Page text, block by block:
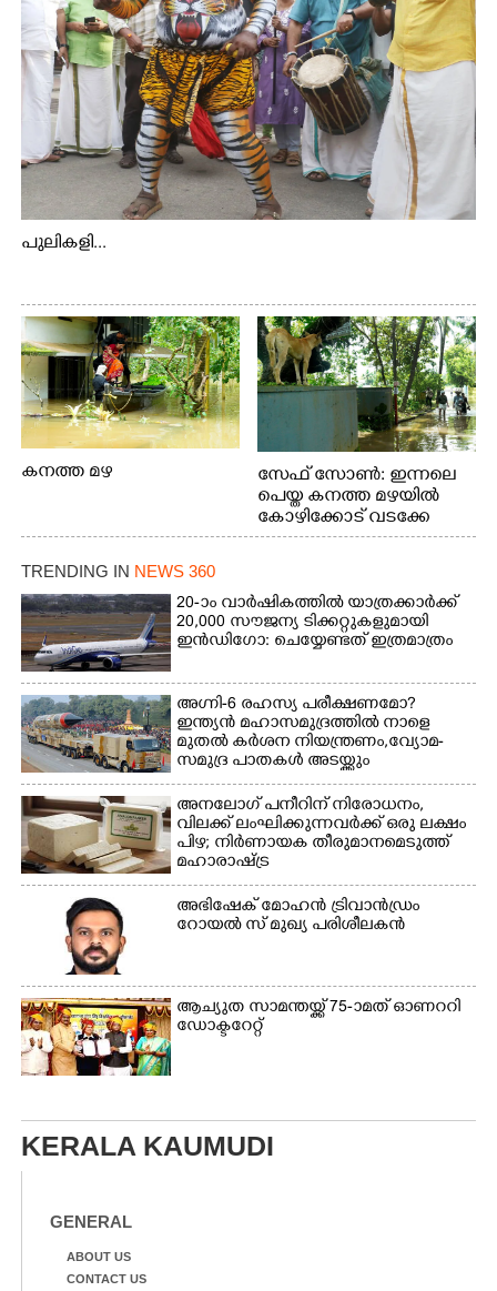
പുലികളി...
കനത്ത മഴ
സേഫ് സോൺ: ഇന്നലെ
പെയ്ത കനത്ത മഴയിൽ
കോഴിക്കോട് വടക്കേ
വയലിൽ വെള്ളം
വെള്ളത്തിലൂടെ
നടന്നുവരുന്നവരെ
മതിലിനു മുകളിൽ നോക്കി
നായ. ഫോട്ടോ: കെ.വിശ്വജി
ത്ത്
TRENDING IN NEWS 360
20-ാം വാർഷികത്തിൽ യാത്രക്കാർക്ക്
20,000 സൗജന്യ ടിക്കറ്റുകളുമായി
ഇൻഡിഗോ: ചെയ്യേണ്ടത് ഇത്രമാത്രം
അഗ്നി-6 രഹസ്യ പരീക്ഷണമോ?
ഇന്ത്യൻ മഹാസമുദ്രത്തിൽ നാളെ
മുതൽ കർശന നിയന്ത്രണം,വ്യോമ-
സമുദ്ര പാതകൾ അടയ്ക്കും
അനലോഗ് പനീറിന് നിരോധനം,
വിലക്ക് ലംഘിക്കുന്നവർക്ക് ഒരു ലക്ഷം
പിഴ; നിർണായക തീരുമാനമെടുത്ത്
മഹാരാഷ്ട്ര
അഭിഷേക് മോഹൻ ട്രിവാൻഡ്രം
റോയൽ സ് മുഖ്യ പരിശീലകൻ
ആച്യുത സാമന്തയ്ക്ക് 75-ാമത് ഓണററി
ഡോക്ടറേറ്റ്
KERALA KAUMUDI
GENERAL
ABOUT US
CONTACT US